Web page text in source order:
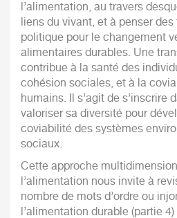
l’alimentation, au travers
liens du vivant, et à penser
politique pour le changement
alimentaires durables. Une
contribue à la santé des
cohésion sociales, et à la
humains. Il s’agit de s’inscrire
valoriser sa diversité pour
coviabilité des systèmes
sociaux.
Cette approche
l’alimentation nous invite à
nombre de mots d’ordre ou
l’alimentation durable (partie